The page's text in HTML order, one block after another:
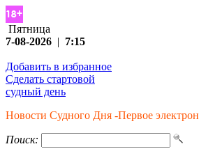
Пятница
7-08-2026 | 7:15
Добавить в избранное
Сделать стартовой
судный день
Новости Судного Дня -Первое
Поиск: